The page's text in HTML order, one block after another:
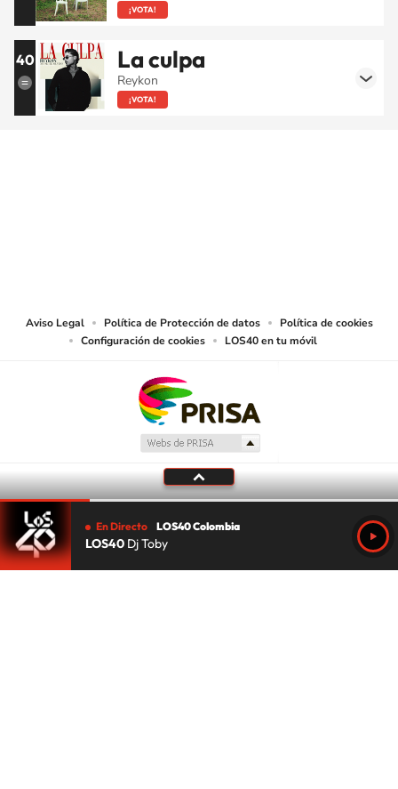
¡VOTA!
40 La culpa
Reykon
¡VOTA!
Aviso Legal Política de Protección de datos
Política de cookies
Configuración de cookies
LOS40 en tu móvil
En Directo LOS40 Colombia
LOS40 Dj Toby